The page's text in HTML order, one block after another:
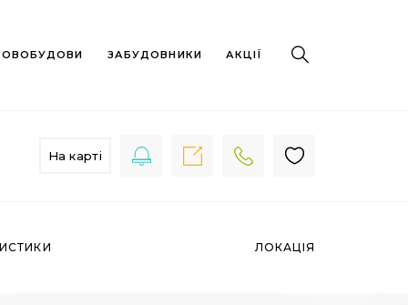
ЗАБУДОВНИКИ АКЦІЇ
На карті
ЛОКАЦІЯ